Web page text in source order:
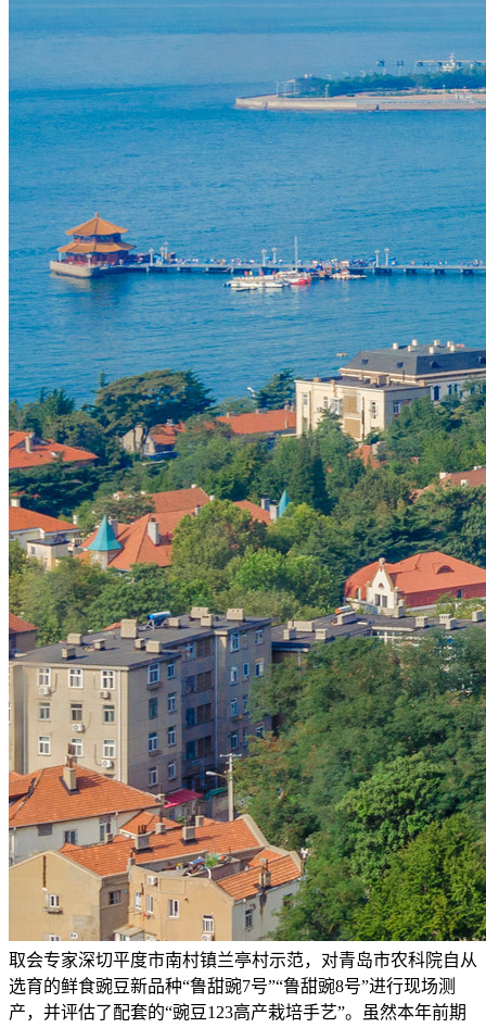
取会专家深切平度市南村镇兰亭村示范，对青岛市农科院自从
选育的鲜食豌豆新品种“鲁甜豌7号”“鲁甜豌8号”进行现场测
产，并评估了配套的“豌豆123高产栽培手艺”。虽然本年前期